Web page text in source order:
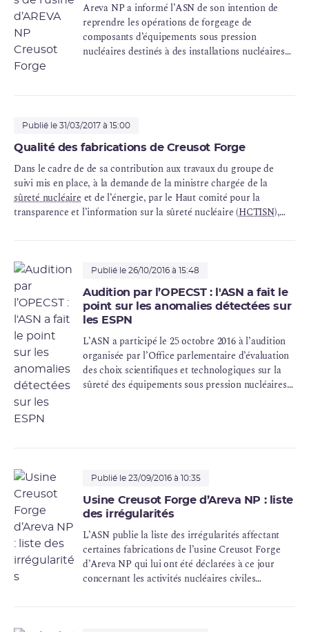
Areva NP a informé l’ASN de son intention de
reprendre les opérations de forgeage de
composants d’équipements sous pression
nucléaires destinés à des installations nucléaires
Publié le 31/03/2017 à 15:00
Qualité des fabrications de Creusot Forge
Dans le cadre de de sa contribution aux travaux du groupe de
suivi mis en place, à la demande de la ministre chargée de la
sûreté nucléaire et de l’énergie, par le Haut comité pour la
transparence et l’information sur la sûreté nucléaire (HCTISN),
l’historique de ses échanges avec EDF et Areva NP depuis 2005
sur la qualité des fabrications de Creusot Forge.
Publié le 26/10/2016 à 15:48
Audition par l’OPECST : l'ASN a fait le
point sur les anomalies détectées sur
les ESPN
L’ASN a participé le 25 octobre 2016 à l’audition
organisée par l’Office parlementaire d’évaluation
des choix scientifiques et technologiques sur la
sûreté des équipements sous pression nucléaires
Publié le 23/09/2016 à 10:35
Usine Creusot Forge d’Areva NP : liste
des irrégularités
L’ASN publie la liste des irrégularités affectant
certaines fabrications de l’usine Creusot Forge
d’Areva NP qui lui ont été déclarées à ce jour
concernant les activités nucléaires civiles